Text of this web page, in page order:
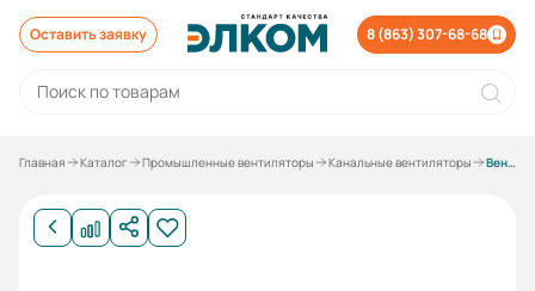
Оставить заявку 8 (863) 307-68-68
Главная Каталог Промышленные вентиляторы Канальные вентиляторы Вентилятор канальный ESQ Fly C 100